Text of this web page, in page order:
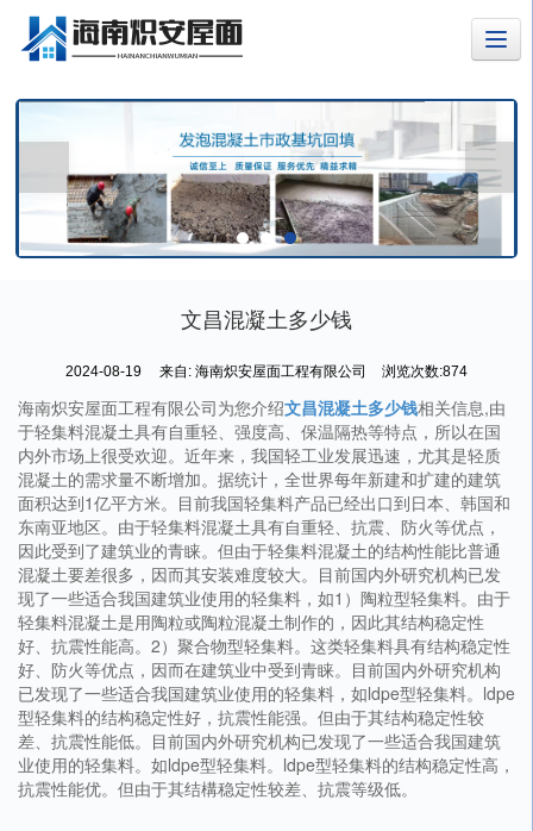
文昌混凝土多少钱
2024-08-19 来自: 海南炽安屋面工程有限公司 浏览次数:874
海南炽安屋面工程有限公司为您介绍文昌混凝土多少钱相关信息,由
于轻集料混凝土具有自重轻、强度高、保温隔热等特点，所以在国
内外市场上很受欢迎。近年来，我国轻工业发展迅速，尤其是轻质
混凝土的需求量不断增加。据统计，全世界每年新建和扩建的建筑
面积达到1亿平方米。目前我国轻集料产品已经出口到日本、韩国和
东南亚地区。由于轻集料混凝土具有自重轻、抗震、防火等优点，
因此受到了建筑业的青睐。但由于轻集料混凝土的结构性能比普通
混凝土要差很多，因而其安装难度较大。目前国内外研究机构已发
现了一些适合我国建筑业使用的轻集料，如1）陶粒型轻集料。由于
轻集料混凝土是用陶粒或陶粒混凝土制作的，因此其结构稳定性
好、抗震性能高。2）聚合物型轻集料。这类轻集料具有结构稳定性
好、防火等优点，因而在建筑业中受到青睐。目前国内外研究机构
已发现了一些适合我国建筑业使用的轻集料，如ldpe型轻集料。ldpe
型轻集料的结构稳定性好，抗震性能强。但由于其结构稳定性较
差、抗震性能低。目前国内外研究机构已发现了一些适合我国建筑
业使用的轻集料。如ldpe型轻集料。ldpe型轻集料的结构稳定性高，
抗震性能优。但由于其结構稳定性较差、抗震等级低。